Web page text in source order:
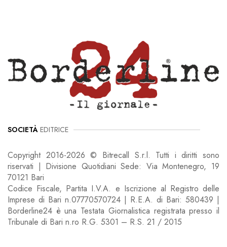
SOCIETÀ EDITRICE
Copyright 2016-2026 © Bitrecall S.r.l. Tutti i diritti sono
riservati | Divisione Quotidiani Sede: Via Montenegro, 19
70121 Bari
Codice Fiscale, Partita I.V.A. e Iscrizione al Registro delle
Imprese di Bari n.07770570724 | R.E.A. di Bari: 580439 |
Borderline24 è una Testata Giornalistica registrata presso il
Tribunale di Bari n.ro R.G. 5301 – R.S. 21 / 2015